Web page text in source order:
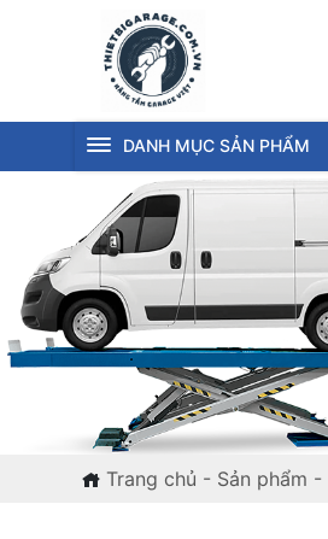
DANH MỤC SẢN PHẨM
Trang chủ - Sản phẩm -